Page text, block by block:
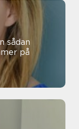
på